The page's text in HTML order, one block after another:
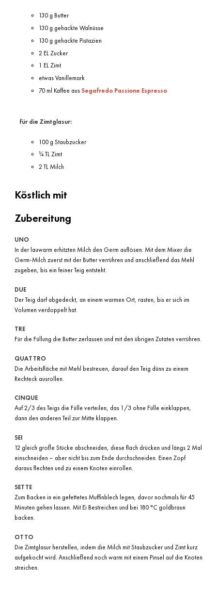
130 g Butter
130 g gehackte Walnüsse
130 g gehackte Pistazien
2 EL Zucker
1 EL Zimt
etwas Vanillemark
70 ml Kaffee ausSegafredo Passione Espresso
für die Zimtglasur:
100 g Staubzucker
¼ TL Zimt
2 TL Milch
Köstlich mit
Zubereitung
UNO
In der lauwarm erhitzten Milch den Germ auflösen. Mit dem Mixer die
Germ-Milch zuerst mit der Butter verrühren und anschließend das Mehl
zugeben, bis ein feiner Teig entsteht.
DUE
Der Teig darf abgedeckt, an einem warmen Ort, rasten, bis er sich im
Volumen verdoppelt hat.
TRE
Für die Füllung die Butter zerlassen und mit den übrigen Zutaten verrühren.
QUATTRO
Die Arbeitsfläche mit Mehl bestreuen, darauf den Teig dünn zu einem
Rechteck ausrollen.
CINQUE
Auf 2/3 des Teigs die Fülle verteilen, das 1/3 ohne Fülle einklappen,
dann den anderen Teil zur Mitte klappen.
SEI
12 gleich große Stücke abschneiden, diese flach drücken und längs 2 Mal
einschneiden – aber nicht bis zum Ende durchschneiden. Einen Zopf
daraus flechten und zu einem Knoten einrollen.
SETTE
Zum Backen in ein gefettetes Muffinblech legen, davor nochmals für 45
Minuten gehen lassen. Mit Ei Bestreichen und bei 180 °C goldbraun
backen.
OTTO
Die Zimtglasur herstellen, indem die Milch mit Staubzucker und Zimt kurz
aufgekocht wird. Anschließend noch warm mit einem Pinsel auf die Knoten
streichen.